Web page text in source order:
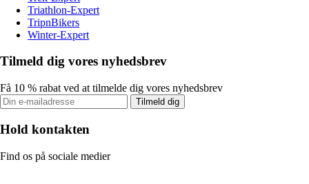
Triathlon-Expert
TripnBikers
Winter-Expert
Tilmeld dig vores nyhedsbrev
Få 10 % rabat ved at tilmelde dig vores nyhedsbrev
Tilmeld dig
Hold kontakten
Find os på sociale medier